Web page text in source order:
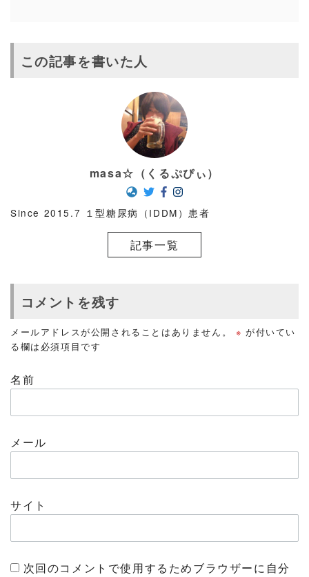
この記事を書いた人
masa☆（くるぷぴぃ）
Since 2015.7 １型糖尿病（IDDM）患者
記事一覧
コメントを残す
メールアドレスが公開されることはありません。 ※ が付いてい
る欄は必須項目です
名前
メール
サイト
次回のコメントで使用するためブラウザーに自分